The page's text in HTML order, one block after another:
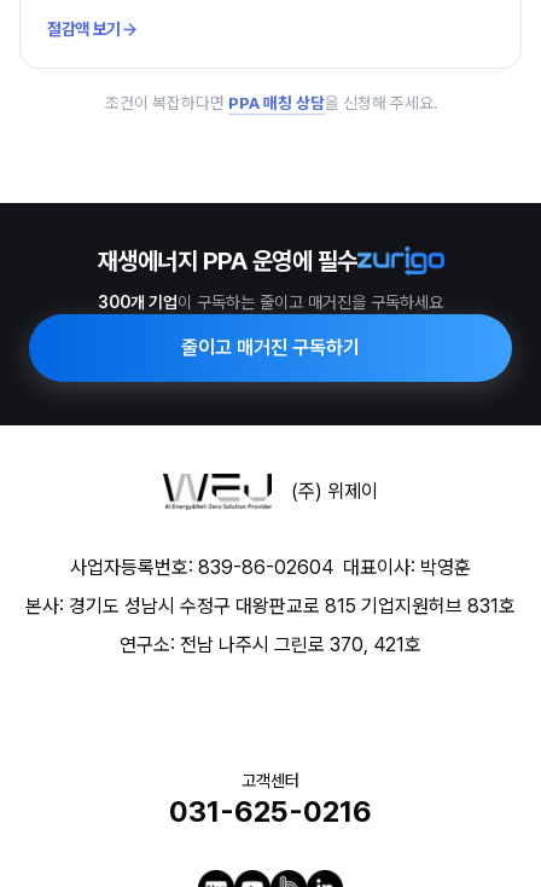
절감액 보기
조건이 복잡하다면 PPA 매칭 상담을 신청해 주세요.
재생에너지 PPA 운영에 필수
300개 기업이 구독하는 줄이고 매거진을 구독하세요
줄이고 매거진 구독하기
(주) 위제이
사업자등록번호: 839-86-02604 대표이사: 박영훈
본사: 경기도 성남시 수정구 대왕판교로 815 기업지원허브 831호
연구소: 전남 나주시 그린로 370, 421호
고객센터
031-625-0216